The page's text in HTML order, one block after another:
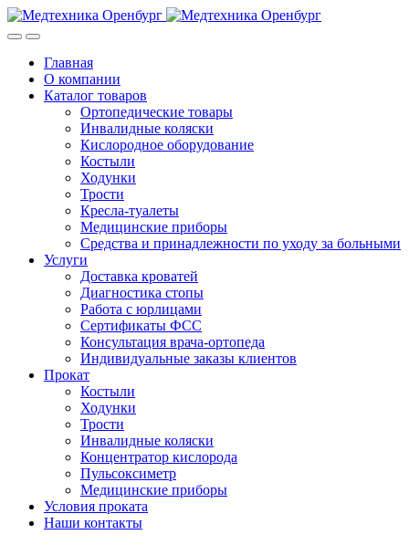
Skip
to
Skip
to
Главная
О компании
Каталог товаров
Ортопедические товары
Инвалидные коляски
Кислородное оборудование
Костыли
Ходунки
Трости
Кресла-туалеты
Медицинские приборы
Средства и принадлежности по уходу за больными
Услуги
Доставка кроватей
Диагностика стопы
Работа с юрлицами
Сертификаты ФСС
Консультация врача-ортопеда
Индивидуальные заказы клиентов
Прокат
Костыли
Ходунки
Трости
Инвалидные коляски
Концентратор кислорода
Пульсоксиметр
Медицинские приборы
Условия проката
Наши контакты